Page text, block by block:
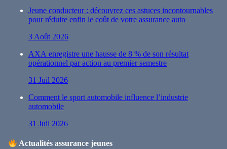
Jeune conducteur : découvrez ces astuces incontournables
pour réduire enfin le coût de votre assurance auto
3 Août 2026
AXA enregistre une hausse de 8 % de son résultat
opérationnel par action au premier semestre
31 Juil 2026
Comment le sport automobile influence l’industrie
automobile
31 Juil 2026
Actualités assurance jeunes